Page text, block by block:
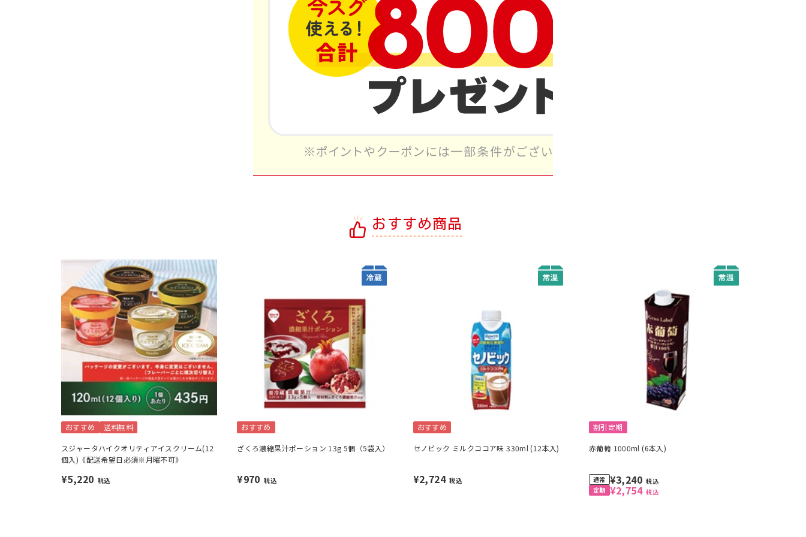
おすすめ商品
おすすめ 送料無料
スジャータハイクオリティアイスクリーム(12
個入)《配送希望日必須※月曜不可》
¥5,220 税込
おすすめ
ざくろ濃縮果汁ポーション 13g 5個（5袋入）
¥970 税込
おすすめ
セノビック ミルクココア味 330ml (12本入)
¥2,724 税込
割引定期
赤葡萄 1000ml (6本入)
¥2,754 税込
¥3,240 税込